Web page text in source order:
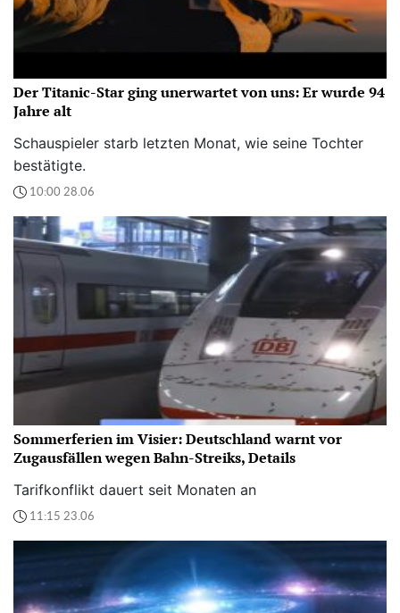
Der Titanic-Star ging unerwartet von uns: Er wurde 94
Jahre alt
Schauspieler starb letzten Monat, wie seine Tochter
bestätigte.
10:00 28.06
Sommerferien im Visier: Deutschland warnt vor
Zugausfällen wegen Bahn-Streiks, Details
Tarifkonflikt dauert seit Monaten an
11:15 23.06